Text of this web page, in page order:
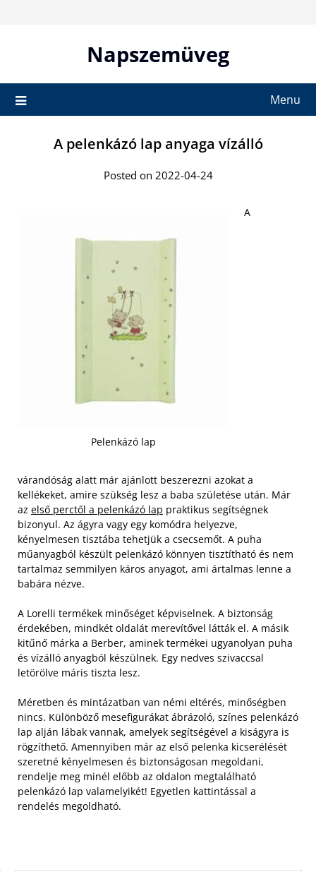
Napszemüveg
Menu
A pelenkázó lap anyaga vízálló
Posted on 2022-04-24
Pelenkázó lap
A
várandóság alatt már ajánlott beszerezni azokat a
kellékeket, amire szükség lesz a baba születése után. Már
az első perctől a pelenkázó lap praktikus segítségnek
bizonyul. Az ágyra vagy egy komódra helyezve,
kényelmesen tisztába tehetjük a csecsemőt. A puha
műanyagból készült pelenkázó könnyen tisztítható és nem
tartalmaz semmilyen káros anyagot, ami ártalmas lenne a
babára nézve.
A Lorelli termékek minőséget képviselnek. A biztonság
érdekében, mindkét oldalát merevítővel látták el. A másik
kitűnő márka a Berber, aminek termékei ugyanolyan puha
és vízálló anyagból készülnek. Egy nedves szivaccsal
letörölve máris tiszta lesz.
Méretben és mintázatban van némi eltérés, minőségben
nincs. Különböző mesefigurákat ábrázoló, színes pelenkázó
lap alján lábak vannak, amelyek segítségével a kiságyra is
rögzíthető. Amennyiben már az első pelenka kicserélését
szeretné kényelmesen és biztonságosan megoldani,
rendelje meg minél előbb az oldalon megtalálható
pelenkázó lap valamelyikét! Egyetlen kattintással a
rendelés megoldható.